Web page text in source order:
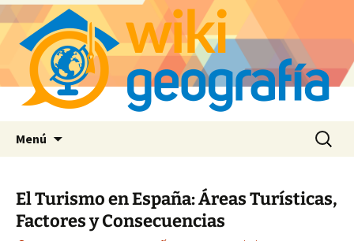
Menú Buscar:
El Turismo en España: Áreas Turísticas,
Factores y Consecuencias